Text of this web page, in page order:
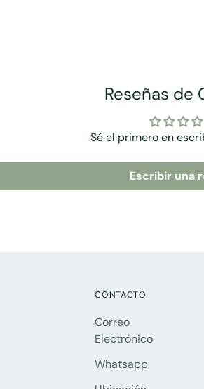
Reseñas de
Sé el primero en
Escribir una
CONTACTO
Correo
Electrónico
Whatsapp